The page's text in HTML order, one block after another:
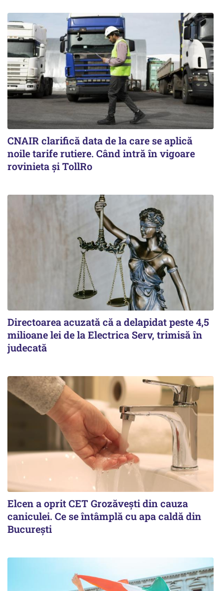
CNAIR clarifică data de la care se aplică
noile tarife rutiere. Când intră în vigoare
rovinieta și TollRo
Directoarea acuzată că a delapidat peste 4,5
milioane lei de la Electrica Serv, trimisă în
judecată
Elcen a oprit CET Grozăvești din cauza
caniculei. Ce se întâmplă cu apa caldă din
București